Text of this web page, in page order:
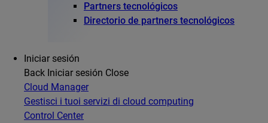
Partners tecnológicos
Directorio de partners tecnológicos
Iniciar sesión
Back Iniciar sesión Close
Cloud Manager
Gestisci i tuoi servizi di cloud computing
Control Center